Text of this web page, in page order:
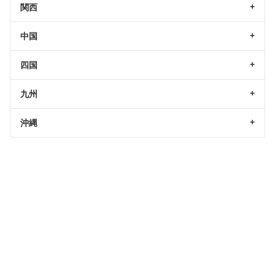
関西
中国
四国
九州
沖縄